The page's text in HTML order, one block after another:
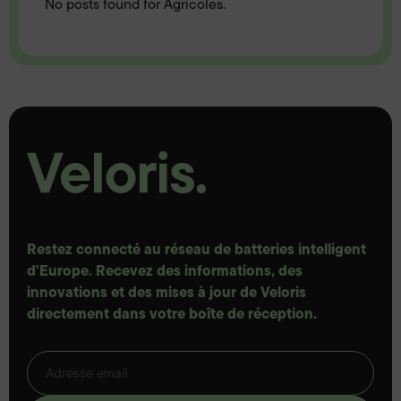
No posts found for Agricoles.
Restez connecté au réseau de batteries intelligent
d'Europe. Recevez des informations, des
innovations et des mises à jour de Veloris
directement dans votre boîte de réception.